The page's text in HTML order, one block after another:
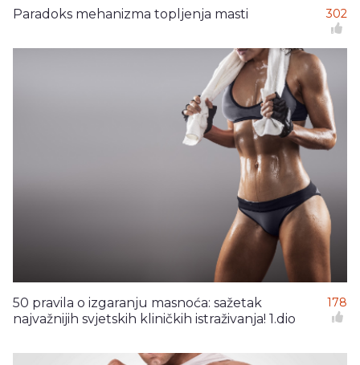
Paradoks mehanizma topljenja masti 302
50 pravila o izgaranju masnoća: sažetak
najvažnijih svjetskih kliničkih istraživanja! 1.dio
178